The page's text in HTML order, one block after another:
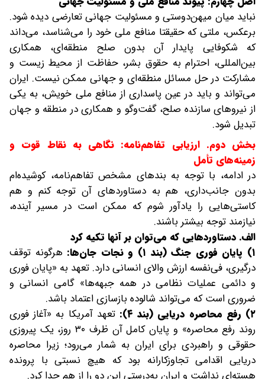
نباید میان میهن‌دوستی و مسئولیت جهانی تعارضی دیده شود.
برعکس، ملتی که حقیقتا منافع ملی خود را می‌شناسد، می‌داند
که شکوفایی پایدار آن بدون صلح منطقه‌ای، همکاری
بین‌المللی، احترام به حقوق بشر، حفاظت از محیط زیست و
مشارکت در حل مسائل منطقه‌ای و جهانی ممکن نیست. ایران
می‌تواند و باید در عین پاسداری از منافع ملی خویش، به یکی
از نیروهای سازنده صلح، گفت‌وگو و همکاری در منطقه و جهان
تبدیل شود.
بخش دوم. ارزیابی تفاهم‌نامه: نگاهی به نقاط قوت و
زمینه‌های تأمل
در ادامه، با توجه به بندهای مشخص تفاهم‌نامه، کوشیده‌ام
بدون جانب‌داری، هم به دستاوردهای آن توجه کنم و هم
کاستی‌هایی را یادآور شوم که ممکن است در مسیر آینده،
نیازمند توجه بیشتر باشند.
الف. دستاوردهایی که می‌توان بر آنها تکیه کرد
۱) پایان فوری جنگ (بند ۱) و نجات جان‌ها:
هرگونه توقف
درگیری، فی‌نفسه ارزش والای انسانی دارد. تعهد به «پایان فوری
و دائمی عملیات نظامی در همه جبهه‌ها» گامی انسانی و
ضروری است که می‌تواند شالوده بازسازی اعتماد باشد.
۲) رفع محاصره دریایی (بند ۴):
تعهد آمریکا به «آغاز فوری
روند رفع محاصره» و پایان کامل آن ظرف ۳۰ روز، یک پیروزی
حقوقی و راهبردی برای ایران به شمار می‌رود؛ زیرا محاصره
دریایی اقدامی تجاوزکارانه بود که هیچ نسبتی با پرونده
هسته‌ای نداشت و ایران به‌درستی این دو را از هم جدا کرد.